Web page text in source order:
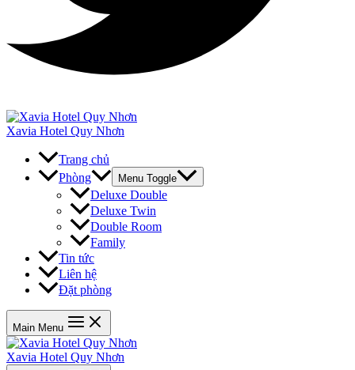
Xavia Hotel Quy Nhơn
Trang chủ
Phòng
Menu Toggle
Deluxe Double
Deluxe Twin
Double Room
Family
Tin tức
Liên hệ
Đặt phòng
Main Menu
Xavia Hotel Quy Nhơn